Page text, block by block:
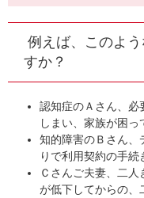
例えば、このよ
すか？
認知症のＡさん、必
しまい、家族が困っ
知的障害のＢさん、
りで利用契約の手続
Ｃさんご夫妻、二
が低下してからの、